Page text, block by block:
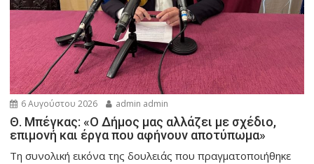
6 Αυγούστου 2026 admin admin
Θ. Μπέγκας: «Ο Δήμος μας αλλάζει με σχέδιο,
επιμονή και έργα που αφήνουν αποτύπωμα»
Τη συνολική εικόνα της δουλειάς που πραγματοποιήθηκε